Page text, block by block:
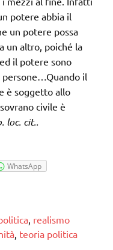
potere abbia il
un potere possa
un altro, poiché la
il potere sono
persone…Quando il
è soggetto allo
civile è
loc. cit..
WhatsApp
, realismo
, teoria politica